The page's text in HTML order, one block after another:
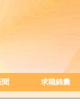
聞 求職錦囊